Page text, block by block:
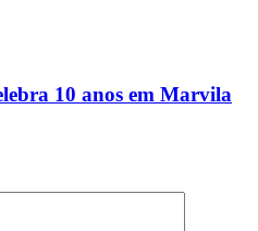
10 anos em Marvila